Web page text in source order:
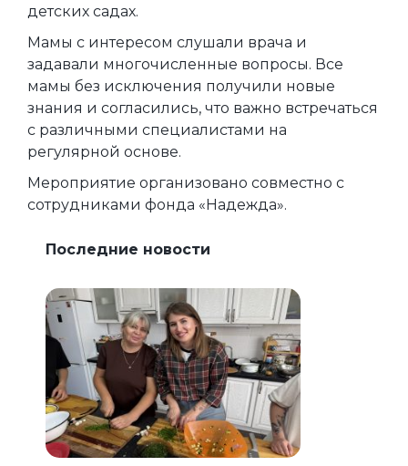
детских садах.
Мамы с интересом слушали врача и
задавали многочисленные вопросы. Все
мамы без исключения получили новые
знания и согласились, что важно встречаться
с различными специалистами на
регулярной основе.
Мероприятие организовано совместно с
сотрудниками фонда «Надежда».
Последние новости